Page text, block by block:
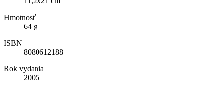
Hmotnosť
64 g
ISBN
8080612188
Rok vydania
2005